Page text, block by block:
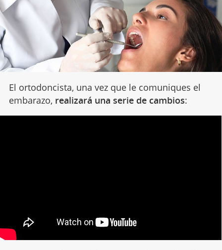
El ortodoncista, una vez que le comuniques el
embarazo, realizará una serie de cambios: